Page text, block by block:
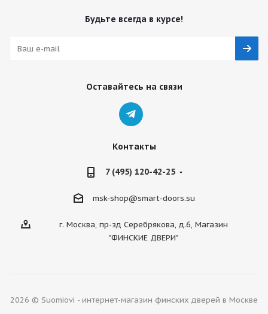
Будьте всегда в курсе!
Оставайтесь на связи
Контакты
7 (495) 120-42-25
msk-shop@smart-doors.su
г. Москва, пр-зд Серебрякова, д.6, Магазин
"ФИНСКИЕ ДВЕРИ"
2026 © Suomiovi - интернет-магазин финских дверей в Москве